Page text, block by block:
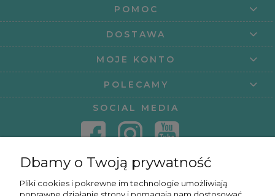
POMOC
DOSTAWA
MOJE KONTO
POLECAMY
SOCIAL MEDIA
Dbamy o Twoją prywatność
Pliki cookies i pokrewne im technologie umożliwiają